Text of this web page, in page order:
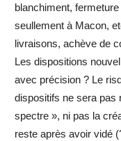
blanchiment,
seullement à Macon,
livraisons, achève de
Les dispositions
avec précision ? Le
dispositifs ne sera pas
spectre », ni pas la
reste après avoir vidé